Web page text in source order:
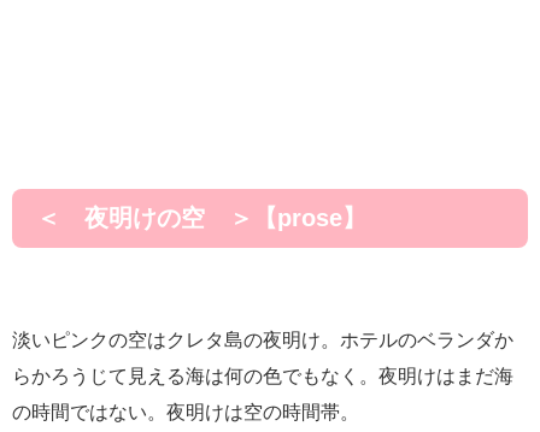
＜ 夜明けの空 ＞【prose】
淡いピンクの空はクレタ島の夜明け。ホテルのベランダか
らかろうじて見える海は何の色でもなく。夜明けはまだ海
の時間ではない。夜明けは空の時間帯。